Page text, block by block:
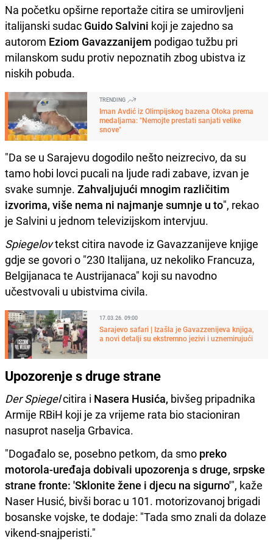
Na početku opširne reportaže citira se umirovljeni
italijanski sudac Guido Salvini koji je zajedno sa
autorom Eziom Gavazzanijem podigao tužbu pri
milanskom sudu protiv nepoznatih zbog ubistva iz
niskih pobuda.
TRENDING
Iman Avdić iz Olimpijskog bazena Otoka prema
medaljama: "Nemojte prestati sanjati velike
snove"
"Da se u Sarajevu dogodilo nešto neizrecivo, da su
tamo hobi lovci pucali na ljude radi zabave, izvan je
svake sumnje. Zahvaljujući mnogim različitim
izvorima, više nema ni najmanje sumnje u to", rekao
je Salvini u jednom televizijskom intervjuu.
Spiegelovtekst citira navode iz Gavazzanijeve knjige
gdje se govori o "230 Italijana, uz nekoliko Francuza,
Belgijanaca te Austrijanaca" koji su navodno
učestvovali u ubistvima civila.
17.03.26. 09:00
Sarajevo safari | Izašla je Gavazzenijeva knjiga,
a novi detalji su ekstremno jezivi i uznemirujući
Upozorenje s druge strane
Der Spiegelcitira i Nasera Husića, bivšeg pripadnika
Armije RBiH koji je za vrijeme rata bio stacioniran
nasuprot naselja Grbavica.
"Događalo se, posebno petkom, da smo preko
motorola-uređaja dobivali upozorenja s druge, srpske
strane fronte: 'Sklonite žene i djecu na sigurno'", kaže
Naser Husić, bivši borac u 101. motorizovanoj brigadi
bosanske vojske, te dodaje: "Tada smo znali da dolaze
vikend-snajperisti."